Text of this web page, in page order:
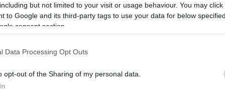
but not limited to your visit or usage behaviour. You may
to Google and its third-party tags to use your data for below
consent section.
Data Processing Opt Outs
opt-out of the Sharing of my personal data.
egyéni Szabó József Gyurta Dániel Risztov Éva Cseh László Takács
Verrasztó Zoltán Hosszú Katinka Széchy Tamás Hargitay
Attila Kapás Boglárka Gyurta Gergely Biczó Bence Kis Gergő